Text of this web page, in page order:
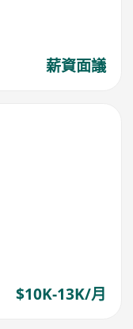
薪資面議
$10K-13K/月